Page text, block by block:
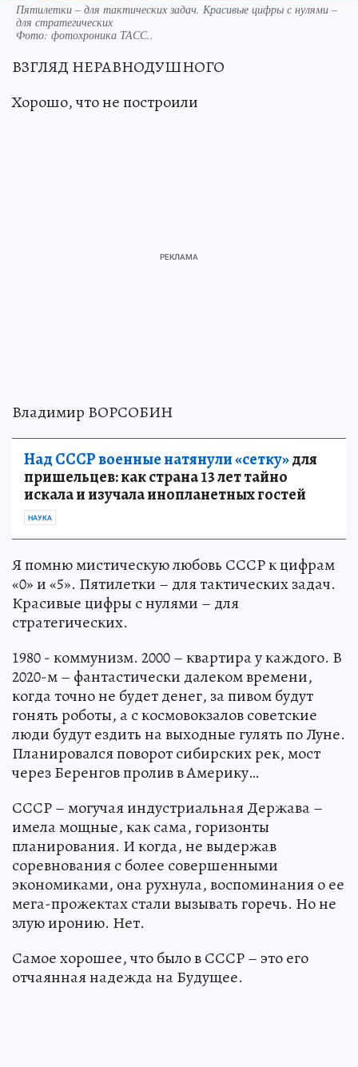
Пятилетки – для тактических задач. Красивые цифры с нулями –
для стратегических
Фото: фотохроника ТАСС..
ВЗГЛЯД НЕРАВНОДУШНОГО
Хорошо, что не построили
Владимир ВОРСОБИН
Над СССР военные натянули «сетку»для
пришельцев: как страна 13 лет тайно
искала и изучала инопланетных гостей
НАУКА
Я помню мистическую любовь СССР к цифрам
«0» и «5». Пятилетки – для тактических задач.
Красивые цифры с нулями – для
стратегических.
1980 - коммунизм. 2000 – квартира у каждого. В
2020-м – фантастически далеком времени,
когда точно не будет денег, за пивом будут
гонять роботы, а с космовокзалов советские
люди будут ездить на выходные гулять по Луне.
Планировался поворот сибирских рек, мост
через Беренгов пролив в Америку…
СССР – могучая индустриальная Держава –
имела мощные, как сама, горизонты
планирования. И когда, не выдержав
соревнования с более совершенными
экономиками, она рухнула, воспоминания о ее
мега-прожектах стали вызывать горечь. Но не
злую иронию. Нет.
Самое хорошее, что было в СССР – это его
отчаянная надежда на Будущее.